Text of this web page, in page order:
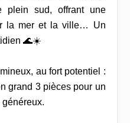
plein sud, offrant une
la mer et la ville… Un
🌊☀️
au fort potentiel :
grand 3 pièces pour un